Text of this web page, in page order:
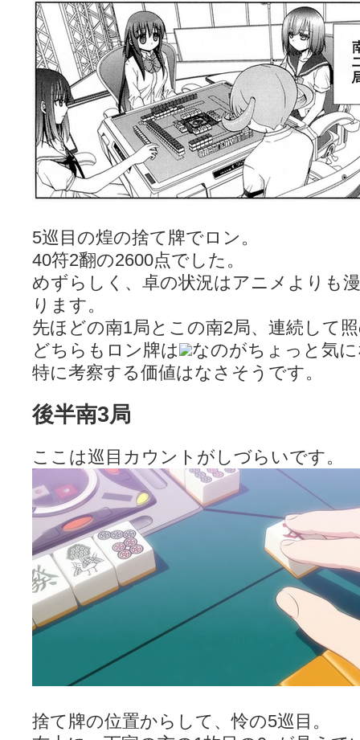
5巡目の煌の捨て牌でロン。
40符2翻の2600点でした。
めずらしく、卓の状況はアニメよりも
ります。
先ほどの南1局とこの南2局、連続して
どちらもロン牌は
なのがちょっと気
特に考察する価値はなさそうです。
後半南3局
ここは巡目カウントがしづらいです。
捨て牌の位置からして、怜の5巡目。